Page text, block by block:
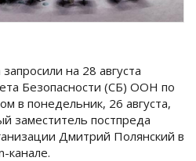
на 28 августа
Безопасности (СБ) ООН по
в понедельник, 26 августа,
заместитель постпреда
Дмитрий Полянский в
канале.